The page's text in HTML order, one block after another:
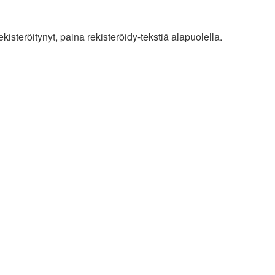
paina rekisteröidy-tekstiä alapuolella.